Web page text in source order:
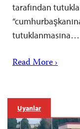
tarafından
tutuklanmasına…
Read More ›
Uyarılar